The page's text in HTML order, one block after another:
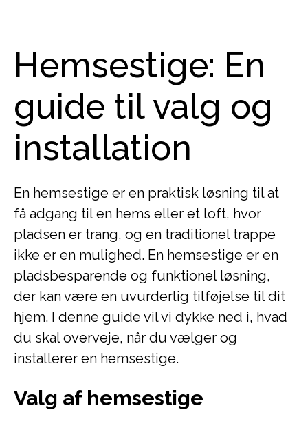
Hemsestige: En
guide til valg og
installation
En hemsestige er en praktisk løsning til at
få adgang til en hems eller et loft, hvor
pladsen er trang, og en traditionel trappe
ikke er en mulighed. En hemsestige er en
pladsbesparende og funktionel løsning,
der kan være en uvurderlig tilføjelse til dit
hjem. I denne guide vil vi dykke ned i, hvad
du skal overveje, når du vælger og
installerer en hemsestige.
Valg af hemsestige